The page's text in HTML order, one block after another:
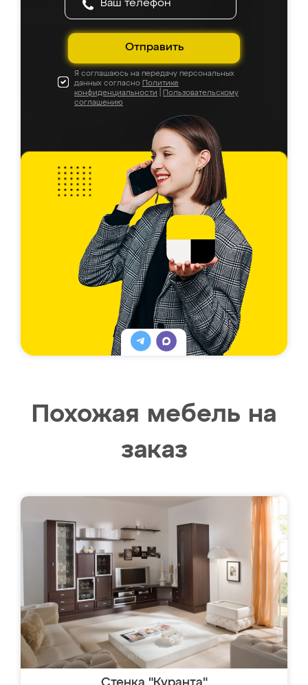
Отправить
Я соглашаюсь на передачу персональных
данных согласно Политике
конфиденциальности
Пользовательскому
соглашению
Похожая мебель на
заказ